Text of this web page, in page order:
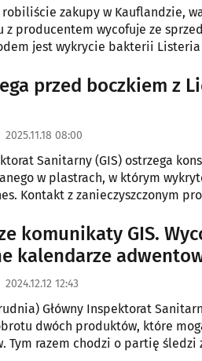
zakupy w Kauflandzie,
z producentem wycofuje ze
jest wykrycie bakterii
przed boczkiem z
2025.11.18 08:00
Sanitarny (GIS) ostrzega
w plastrach, w którym
Kontakt z zanieczyszczonym
komunikaty GIS.
kalendarze
2024.12.12 12:43
Główny Inspektorat
dwóch produktów, które
Tym razem chodzi o partię śledzi